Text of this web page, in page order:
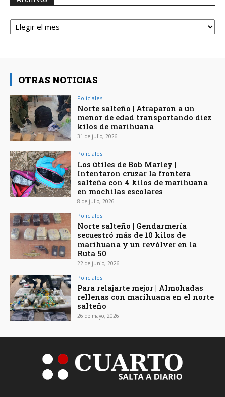
Archivos
OTRAS NOTICIAS
Policiales
Norte salteño | Atraparon a un
menor de edad transportando diez
kilos de marihuana
31 de julio, 2026
Policiales
Los útiles de Bob Marley |
Intentaron cruzar la frontera
salteña con 4 kilos de marihuana
en mochilas escolares
8 de julio, 2026
Policiales
Norte salteño | Gendarmería
secuestró más de 10 kilos de
marihuana y un revólver en la
Ruta 50
22 de junio, 2026
Policiales
Para relajarte mejor | Almohadas
rellenas con marihuana en el norte
salteño
26 de mayo, 2026